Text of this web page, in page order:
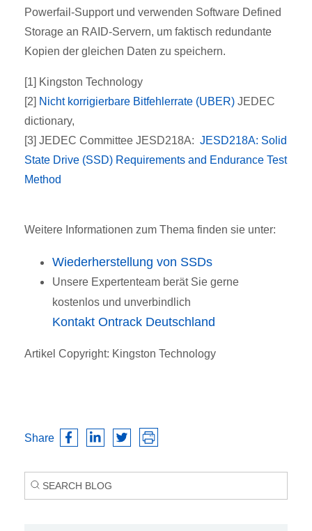
Powerfail-Support und verwenden Software Defined
Storage an RAID-Servern, um faktisch redundante
Kopien der gleichen Daten zu speichern.
[1] Kingston Technology
[2] Nicht korrigierbare Bitfehlerrate (UBER) JEDEC
dictionary,
[3] JEDEC Committee JESD218A: JESD218A: Solid
State Drive (SSD) Requirements and Endurance Test
Method
Weitere Informationen zum Thema finden sie unter:
Wiederherstellung von SSDs
Unsere Expertenteam berät Sie gerne
kostenlos und unverbindlich
Kontakt Ontrack Deutschland
Artikel Copyright: Kingston Technology
Share